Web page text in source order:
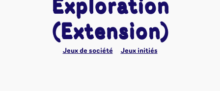
Exploration
(Extension)
Jeux de société Jeux initiés